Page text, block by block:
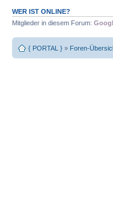
WER IST ONLINE?
Mitglieder in diesem Forum:
{ PORTAL } » Foren-